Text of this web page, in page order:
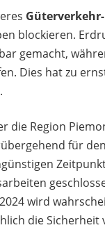
blockieren.
gemacht,
Dies hat zu
die Region
für
wird
die